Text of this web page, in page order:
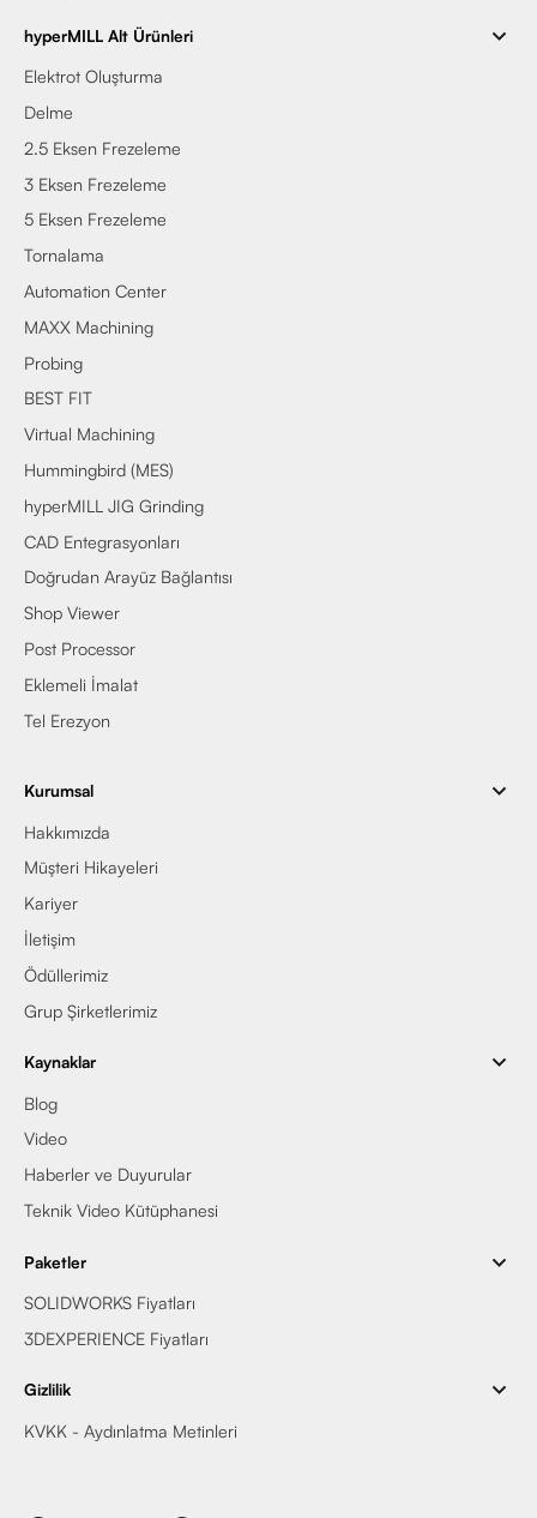
hyperMILL Alt Ürünleri
Elektrot Oluşturma
Delme
2.5 Eksen Frezeleme
3 Eksen Frezeleme
5 Eksen Frezeleme
Tornalama
Automation Center
MAXX Machining
Probing
BEST FIT
Virtual Machining
Hummingbird (MES)
hyperMILL JIG Grinding
CAD Entegrasyonları
Doğrudan Arayüz Bağlantısı
Shop Viewer
Post Processor
Eklemeli İmalat
Tel Erezyon
Kurumsal
Hakkımızda
Müşteri Hikayeleri
Kariyer
İletişim
Ödüllerimiz
Grup Şirketlerimiz
Kaynaklar
Blog
Video
Haberler ve Duyurular
Teknik Video Kütüphanesi
Paketler
SOLIDWORKS Fiyatları
3DEXPERIENCE Fiyatları
Gizlilik
KVKK - Aydınlatma Metinleri